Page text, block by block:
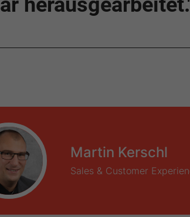
Martin Kerschl
Sales & Customer